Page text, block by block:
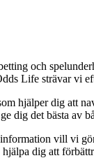
och
Life strävar vi
hjälper dig att
dig det bästa av
vill vi
dig att